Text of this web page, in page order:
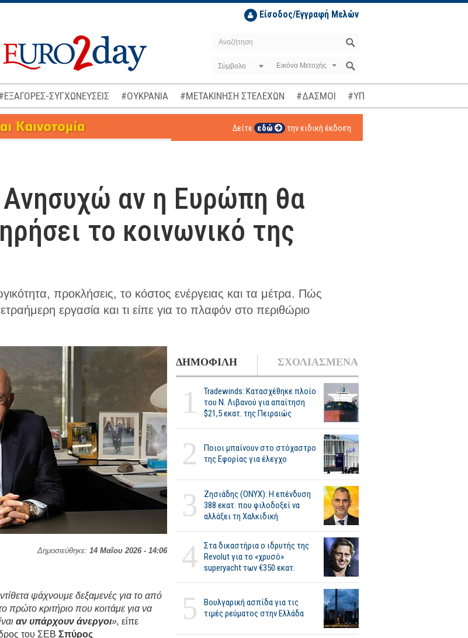
Είσοδος/Εγγραφή Μελών
Σύμβολο
ΣΥΓΧΩΝΕΥΣΕΙΣ #ΟΥΚΡΑΝΙΑ #ΜΕΤΑΚΙΝΗΣΗ ΣΤΕΛΕΧΩΝ #ΔΑΣΜΟΙ #ΥΠΟΚΛΟΠΕΣ
Δείτε εδώ την ειδική έκδοση
αν η Ευρώπη θα
το κοινωνικό της
προκλήσεις, το κόστος ενέργειας και τα μέτρα. Πώς
εργασία και τι είπε για το πλαφόν στο περιθώριο
Δημοσιεύθηκε: 14 Μαΐου 2026 - 14:06
ψάχνουμε δεξαμενές για το από
πρώτο κριτήριο που κοιτάμε για να
αν υπάρχουν άνεργοι», είπε
του ΣΕΒΣπύρος
ΔΗΜΟΦΙΛΗ ΣΧΟΛΙΑΣΜΕΝΑ
1
Tradewinds: Κατασχέθηκε πλοίο
του Ν. Λιβανού για απαίτηση
$21,5 εκατ. της Πειραιώς
2
Ποιοι μπαίνουν στο στόχαστρο
της Εφορίας για έλεγχο
3
Ζησιάδης (ONYX): Η επένδυση
388 εκατ. που φιλοδοξεί να
αλλάξει τη Χαλκιδική
4
Στα δικαστήρια ο ιδρυτής της
Revolut για το «χρυσό»
superyacht των €350 εκατ.
5
Βουλγαρική ασπίδα για τις
τιμές ρεύματος στην Ελλάδα